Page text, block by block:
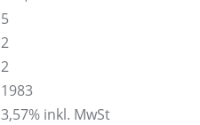
5
2
2
1983
3,57% inkl. MwSt